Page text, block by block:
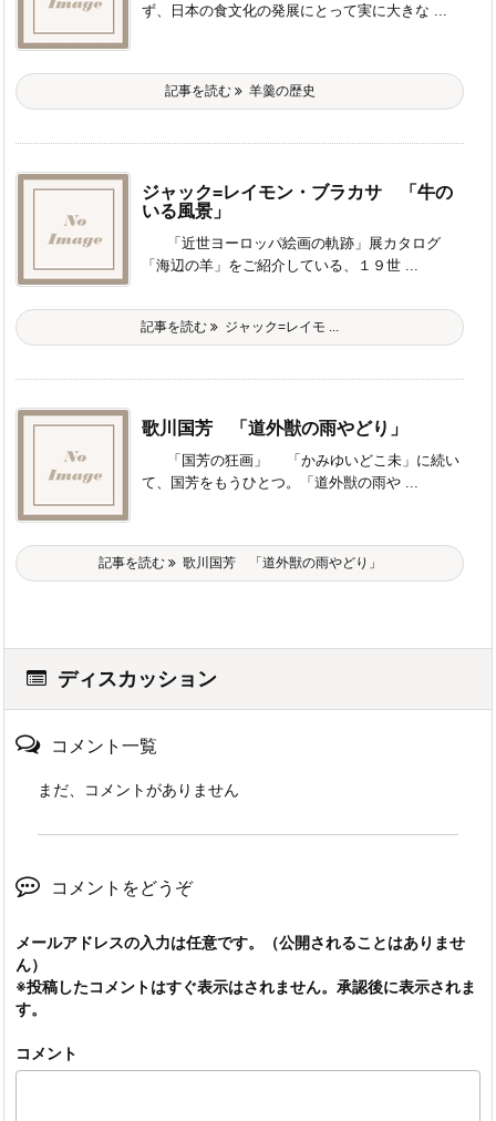
ず、日本の食文化の発展にとって実に大きな ...
記事を読む 羊羹の歴史
ジャック=レイモン・ブラカサ 「牛の
いる風景」
「近世ヨーロッパ絵画の軌跡」展カタログ
「海辺の羊」をご紹介している、１９世 ...
記事を読む ジャック=レイモ ...
歌川国芳 「道外獣の雨やどり」
「国芳の狂画」 「かみゆいどこ未」に続い
て、国芳をもうひとつ。「道外獣の雨や ...
記事を読む 歌川国芳 「道外獣の雨やどり」
ディスカッション
コメント一覧
まだ、コメントがありません
コメントをどうぞ
メールアドレスの入力は任意です。（公開されることはありませ
ん）
※投稿したコメントはすぐ表示はされません。承認後に表示されま
す。
コメント